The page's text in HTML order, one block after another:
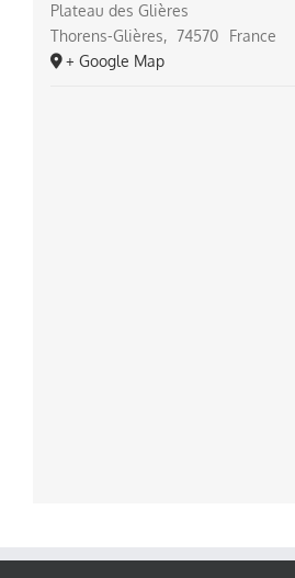
Plateau des Glières
Thorens-Glières, 74570
France
+ Google Map